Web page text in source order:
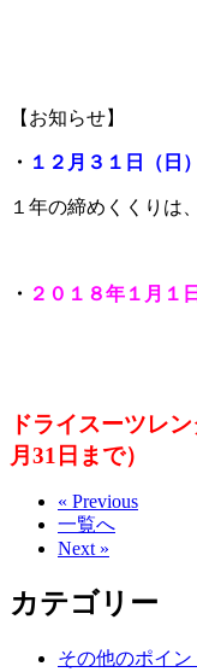
【お知らせ】
・ １２月３１日（
１年の締めくくりは
・ ２０１８年１月
ドライスーツレ
月31日まで）
« Previous
一覧へ
Next »
カテゴリー
その他のポイン